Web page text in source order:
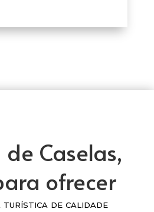
Caselas,
ofrecer
de calidade